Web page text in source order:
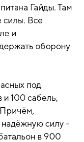
Гайды. Там
силы. Все
и
оборону
под
100 сабель,
Причём,
силу -
в 900